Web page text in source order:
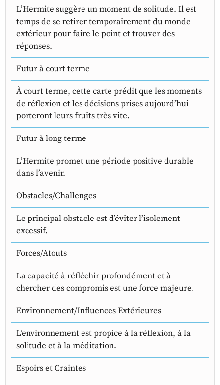
L’Hermite suggère un moment de solitude. Il est
temps de se retirer temporairement du monde
extérieur pour faire le point et trouver des
réponses.
Futur à court terme
À court terme, cette carte prédit que les moments
de réflexion et les décisions prises aujourd’hui
porteront leurs fruits très vite.
Futur à long terme
L’Hermite promet une période positive durable
dans l’avenir.
Obstacles/Challenges
Le principal obstacle est d’éviter l’isolement
excessif.
Forces/Atouts
La capacité à réfléchir profondément et à
chercher des compromis est une force majeure.
Environnement/Influences Extérieures
L’environnement est propice à la réflexion, à la
solitude et à la méditation.
Espoirs et Craintes